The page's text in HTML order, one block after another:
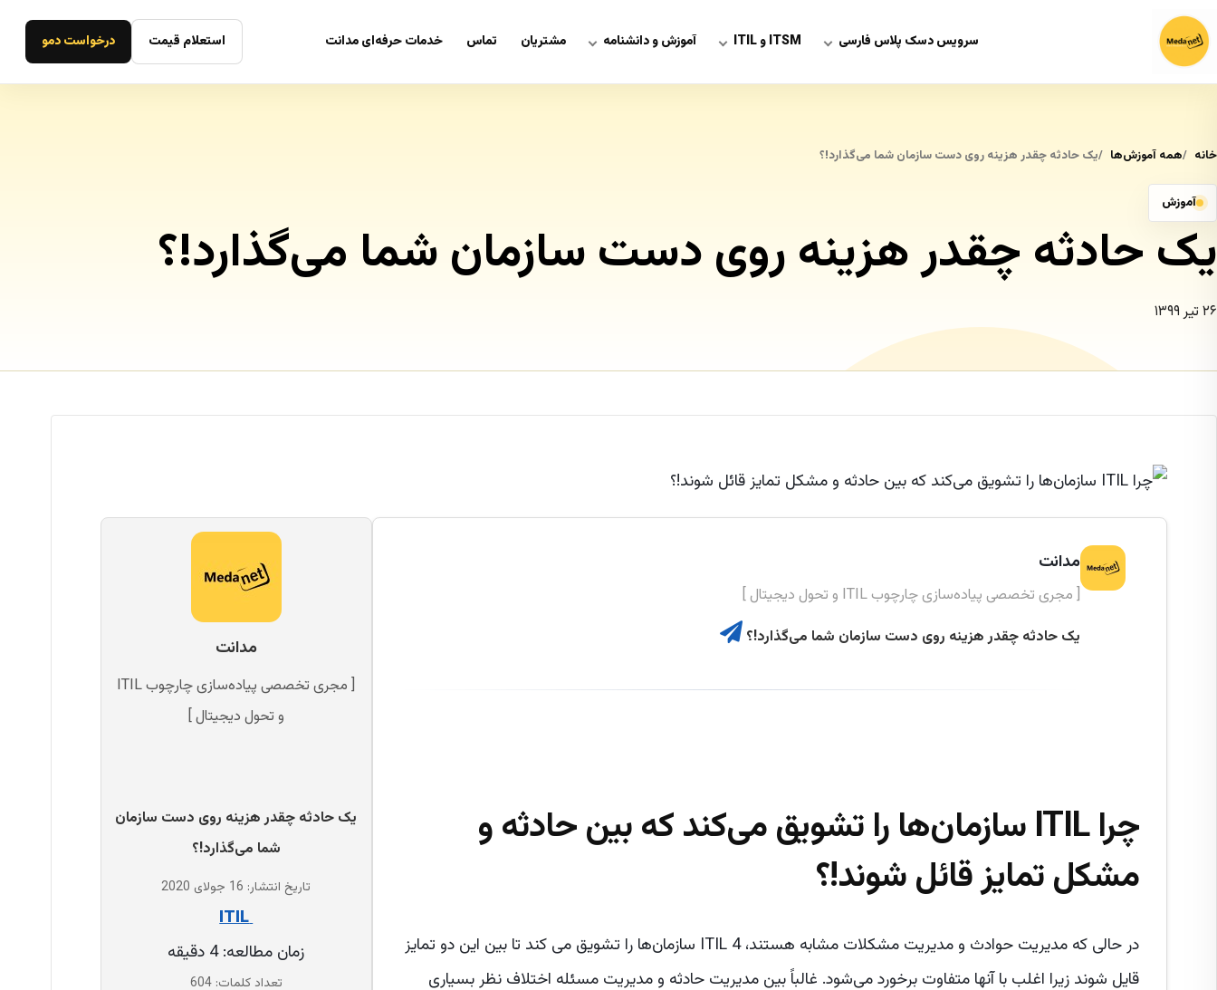
سرویس دسک پلاس فارسی ITSM و ITIL آموزش و دانشنامه مشتریان تماس خدمات حرفه‌ای مدانت استعلام قیمت درخواست دمو
خانه همه آموزش‌ها یک حادثه چقدر هزینه روی دست سازمان شما می‌گذارد!؟
آموزش
یک حادثه چقدر هزینه روی دست سازمان شما می‌گذارد!؟
۲۶ تیر ۱۳۹۹
مدانت
[ مجری تخصصی پیاده‌سازی چارچوب ITIL و تحول دیجیتال ]
یک حادثه چقدر هزینه روی دست سازمان شما می‌گذارد!؟
چراITIL سازمان‌ها را تشویق می‌کند که بین حادثه و
مشکل تمایز قائل شوند!؟
در حالی که مدیریت حوادث و مدیریت مشکلات مشابه هستند، ITIL 4 سازمان‌ها را تشویق می کند تا بین این دو تمایز
قایل شوند زیرا اغلب با آنها متفاوت برخورد می‌شود. غالباً بین مدیریت حادثه و مدیریت مسئله اختلاف نظر بسیاری
مدانت
[ مجری تخصصی پیاده‌سازی چارچوب ITIL
و تحول دیجیتال ]
یک حادثه چقدر هزینه روی دست سازمان
شما می‌گذارد!؟
تاریخ انتشار: 16 جولای 2020
‌ ITIL
زمان مطالعه: 4 دقیقه
تعداد کلمات: 604